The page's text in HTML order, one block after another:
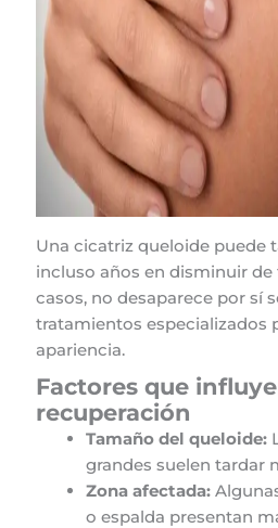
Una cicatriz queloide puede
incluso años en disminuir
casos, no desaparece por sí
tratamientos especializados
apariencia.
Factores que
recuperación
Tamaño del queloide:
grandes suelen tardar
Zona afectada:
o espalda presentan